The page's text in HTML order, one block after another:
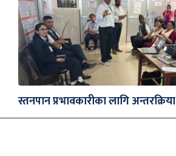
स्तनपान प्रभावकारीका लागि अन्तरक्रिया